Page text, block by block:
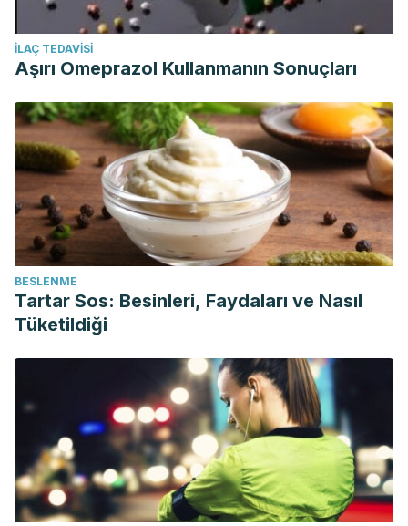
İLAÇ TEDAVISI
Aşırı Omeprazol Kullanmanın Sonuçları
BESLENME
Tartar Sos: Besinleri, Faydaları ve Nasıl
Tüketildiği